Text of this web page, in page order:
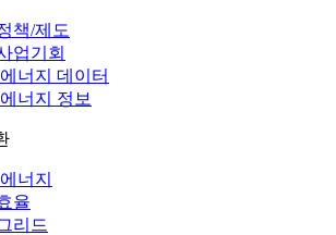
책/제도
업기회
너지 데이터
너지 정보
너지
율
리드